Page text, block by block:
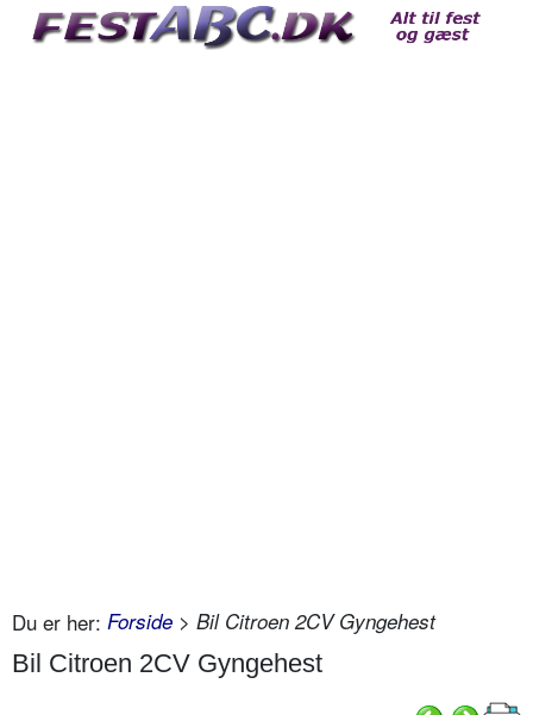
Du er her: Forside > Bil Citroen 2CV Gyngehest
Bil Citroen 2CV Gyngehest